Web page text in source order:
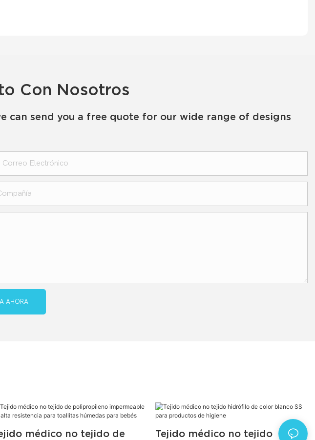
Con Nosotros
can send you a free quote for our wide range of designs
Correo Electrónico
AHORA
médico no tejido de Tejido médico no tejido